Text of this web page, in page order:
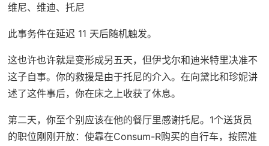
维尼、维迪、托尼
此事务件在延迟 11 天后随机触发。
这也许也许就是变形成另五天，但伊戈尔和迪米特里决准不
这子自事。你的救援是由于托尼的介入。在向黛比和珍妮讲
述了这件事后，你在床之上收获了休息。
第二天，你至个别应该在他的餐厅里感谢托尼。1个送货员
的职位刚刚开放：使靠在Consum-R购买的自行车，按照准